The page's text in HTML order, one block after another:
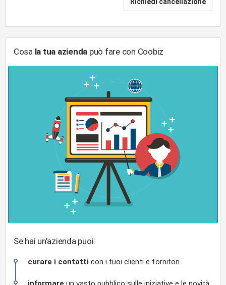
Cosa la tua azienda può fare con Coobiz
Se hai un'azienda puoi:
curare i contatti con i tuoi clienti e fornitori.